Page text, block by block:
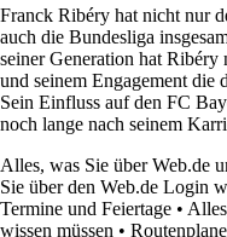
Franck Ribéry hat nicht nur
auch die Bundesliga
seiner Generation hat
und seinem Engagement die
Sein Einfluss auf den FC
noch lange nach seinem
Alles, was Sie über Web.de
Sie über den Web.de Login
Termine und Feiertage •
wissen müssen •